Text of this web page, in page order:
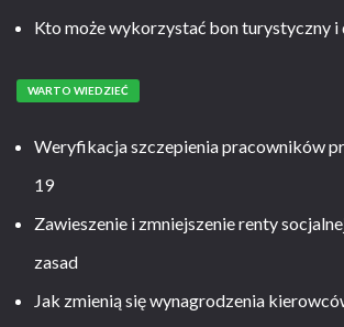
Kto może wykorzystać bon turystyczny i
WARTO WIEDZIEĆ
Weryfikacja szczepienia pracowników
19
Zawieszenie i zmniejszenie renty
zasad
Jak zmienią się wynagrodzenia